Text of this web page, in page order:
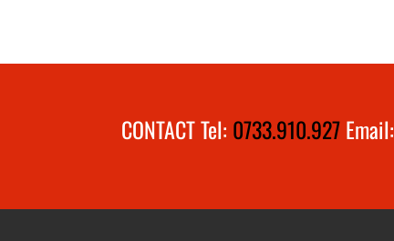
CONTACT Tel: 0733.910.927Email: